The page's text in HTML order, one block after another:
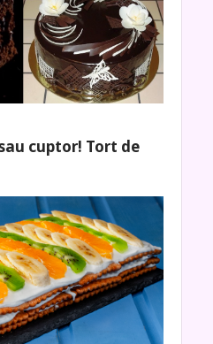
cuptor! Tort de